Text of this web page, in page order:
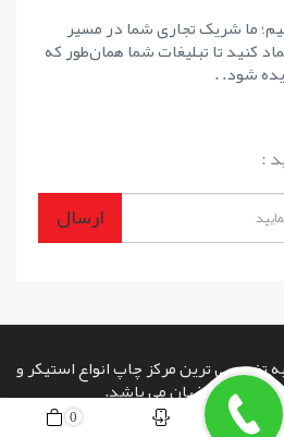
ما شریک تجاری شما در مسیر
کنید تا تبلیغات شما همان‌طور که
شود. .
:
ارسال
تخصصی ترین مرکز چاپ انواع استیکر و
در اصفهان می باشد.
copyright © 2026 powered by